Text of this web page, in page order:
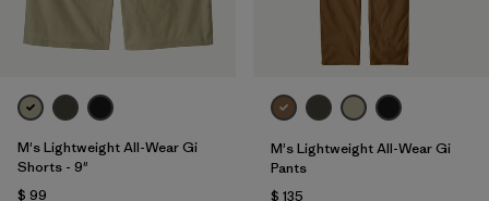
M's Lightweight All-Wear Gi
Shorts - 9"
$ 99
M's Lightweight All-Wear Gi
Pants
$ 135